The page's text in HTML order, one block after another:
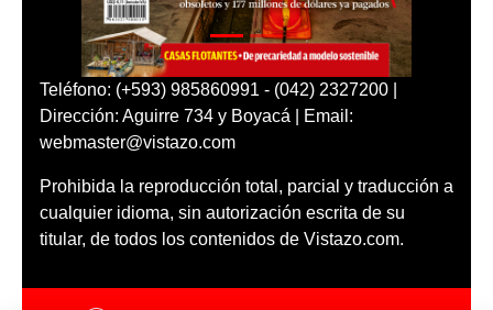
Teléfono: (+593) 985860991 - (042) 2327200 |
Dirección: Aguirre 734 y Boyacá | Email:
webmaster@vistazo.com
Prohibida la reproducción total, parcial y traducción a
cualquier idioma, sin autorización escrita de su
titular, de todos los contenidos de Vistazo.com.